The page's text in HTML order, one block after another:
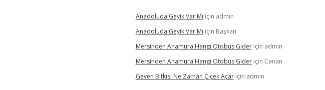
Anadoluda Geyik Var Mı için admin
Anadoluda Geyik Var Mı için Başkan
Mersinden Anamura Hangi Otobüs Gideriçin admin
Mersinden Anamura Hangi Otobüs Gideriçin Canan
Geven Bitkisi Ne Zaman Çiçek Açariçin admin